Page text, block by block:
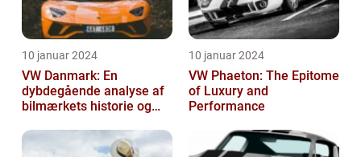
10 januar 2024
VW Danmark: En
dybdegående analyse af
bilmærkets historie og
10 januar 2024
VW Phaeton: The Epitome
of Luxury and
Performance